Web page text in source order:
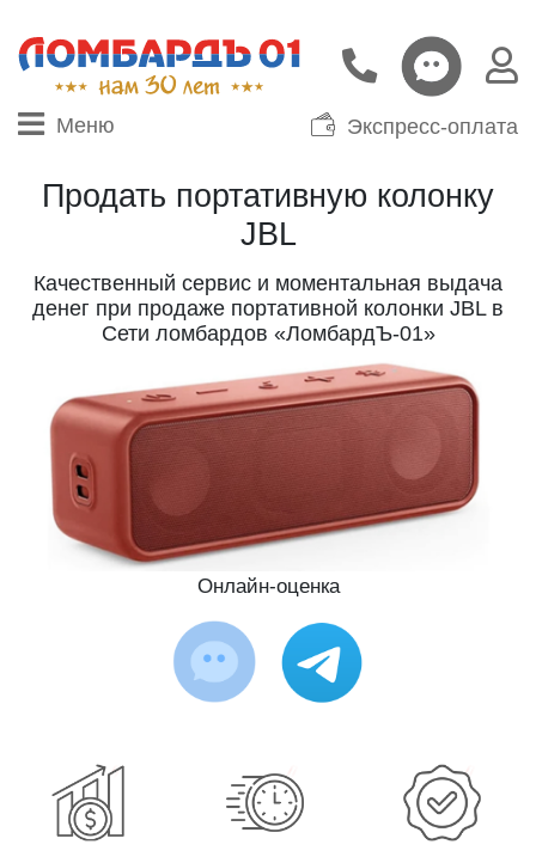
Меню Экспресс-оплата
Продать портативную колонку
JBL
Качественный сервис и моментальная выдача
денег при продаже портативной колонки JBL в
Сети ломбардов «ЛомбардЪ-01»
Онлайн-оценка